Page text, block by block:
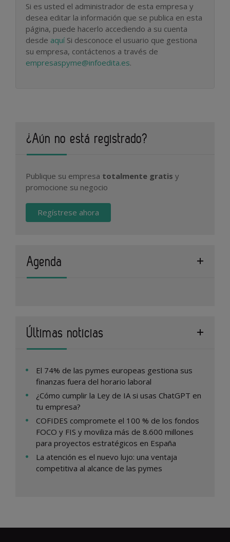
Si es usted el administrador de esta empresa y
desea editar la información que se publica en esta
página, puede hacerlo accediendo a su cuenta
desde aquíSi desconoce el usuario que gestiona
su empresa, contáctenos a través de
empresaspyme@infoedita.es.
¿Aún no está registrado?
Publique su empresa totalmente gratis y
promocione su negocio
Regístrese ahora
Agenda
Últimas noticias
El 74% de las pymes europeas gestiona sus
finanzas fuera del horario laboral
¿Cómo cumplir la Ley de IA si usas ChatGPT en
tu empresa?
COFIDES compromete el 100 % de los fondos
FOCO y FIS y moviliza más de 8.600 millones
para proyectos estratégicos en España
La atención es el nuevo lujo: una ventaja
competitiva al alcance de las pymes